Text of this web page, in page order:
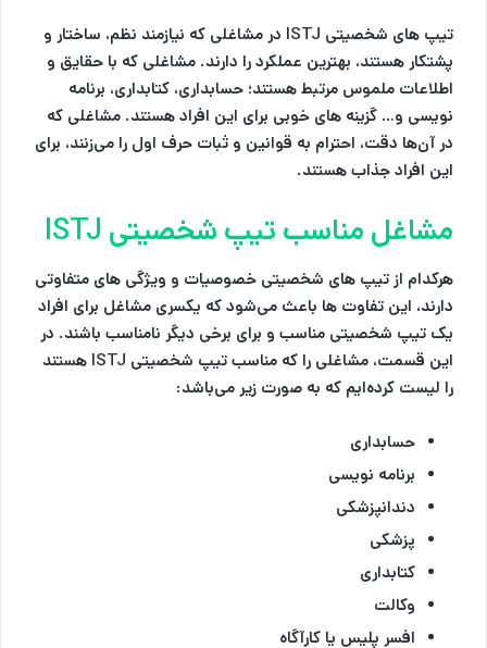
تیپ های شخصیتی ISTJ در مشاغلی که نیازمند نظم، ساختار و
پشتکار هستند، بهترین عملکرد را دارند. مشاغلی که با حقایق و
اطلاعات ملموس مرتبط هستند؛ حسابداری، کتابداری، برنامه
نویسی و… گزینه های خوبی برای این افراد هستند. مشاغلی که
در آن‌ها دقت، احترام به قوانين و ثبات حرف اول را می‌زنند، برای
این افراد جذاب هستند.
مشاغل مناسب تیپ شخصیتی ISTJ
هرکدام از تیپ های شخصیتی خصوصیات و ویژگی های متفاوتی
دارند، این تفاوت ها باعث می‌شود که یکسری مشاغل برای افراد
یک تیپ شخصیتی مناسب و برای برخی دیگر نامناسب باشند. در
این قسمت، مشاغلی را که مناسب تیپ شخصیتی ISTJ هستند
را لیست کرده‌ایم که به صورت زیر می‌باشد:
حسابداری
برنامه نویسی
دندانپزشکی
پزشکی
کتابداری
وکالت
افسر پلیس یا کارآگاه